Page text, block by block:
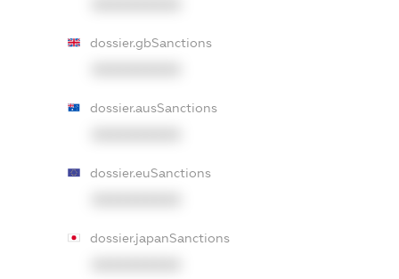
dossier.gbSanctions
dossier.ausSanctions
dossier.euSanctions
dossier.japanSanctions